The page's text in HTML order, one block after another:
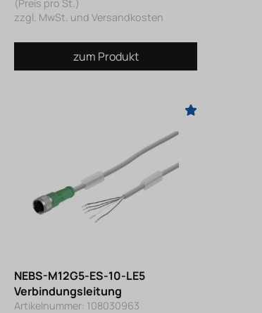
(Preis pro St.)
zzgl. MwSt. und Versandkosten
zum Produkt
NEBS-M12G5-ES-10-LE5
Verbindungsleitung
Artikelnummer: 108030963